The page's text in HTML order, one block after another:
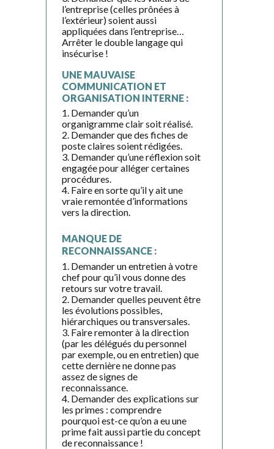
l’entreprise (celles prônées à
l’extérieur) soient aussi
appliquées dans l’entreprise…
Arrêter le double langage qui
insécurise !
UNE MAUVAISE
COMMUNICATION ET
ORGANISATION INTERNE :
1. Demander qu’un
organigramme clair soit réalisé.
2. Demander que des fiches de
poste claires soient rédigées.
3. Demander qu’une réflexion soit
engagée pour alléger certaines
procédures.
4. Faire en sorte qu’il y ait une
vraie remontée d’informations
vers la direction.
MANQUE DE
RECONNAISSANCE :
1. Demander un entretien à votre
chef pour qu’il vous donne des
retours sur votre travail.
2. Demander quelles peuvent être
les évolutions possibles,
hiérarchiques ou transversales.
3. Faire remonter à la direction
(par les délégués du personnel
par exemple, ou en entretien) que
cette dernière ne donne pas
assez de signes de
reconnaissance.
4. Demander des explications sur
les primes : comprendre
pourquoi est-ce qu’on a eu une
prime fait aussi partie du concept
de reconnaissance !